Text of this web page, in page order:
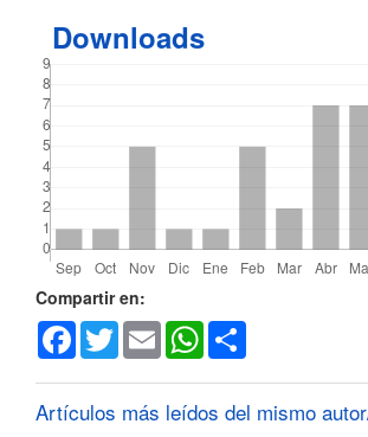
del
artículo
Downloads
Detalles
del
artículo
Compartir en:
Facebook
Twitter Email WhatsApp
Artículos más leídos del mismo